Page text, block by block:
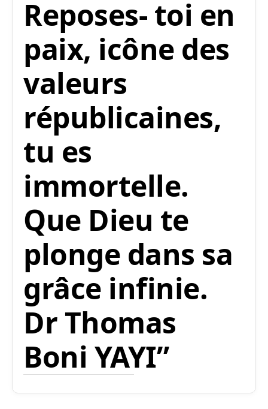
Reposes- toi en
paix, icône des
valeurs
républicaines,
tu es
immortelle.
Que Dieu te
plonge dans sa
grâce infinie.
Dr Thomas
Boni YAYI”